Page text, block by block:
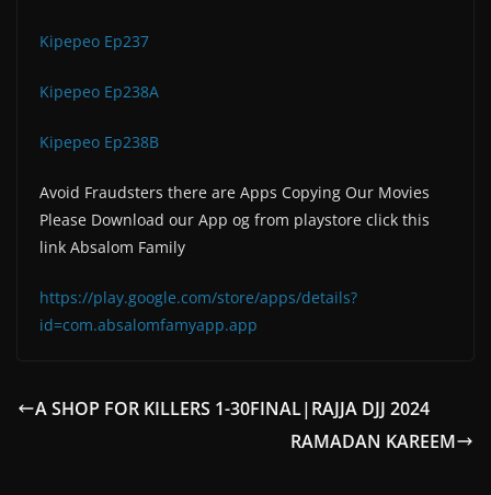
Kipepeo Ep237
Kipepeo Ep238A
Kipepeo Ep238B
Avoid Fraudsters there are Apps Copying Our Movies
Please Download our App og from playstore click this
link Absalom Family
https://play.google.com/store/apps/details?
id=com.absalomfamyapp.app
A SHOP FOR KILLERS 1-30FINAL|RAJJA DJJ 2024
RAMADAN KAREEM